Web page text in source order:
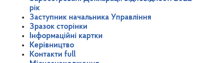
рік
Заступник начальника Управління
Зразок сторінки
Інформаційні картки
Керівництво
Контакти full